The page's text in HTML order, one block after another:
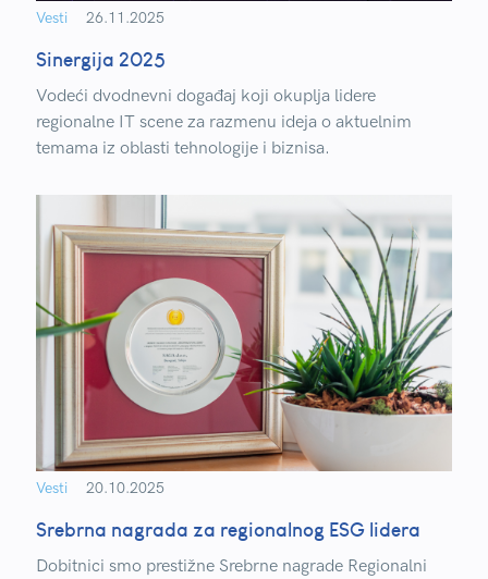
Vesti 26.11.2025
Sinergija 2025
Vodeći dvodnevni događaj koji okuplja lidere
regionalne IT scene za razmenu ideja o aktuelnim
temama iz oblasti tehnologije i biznisa.
Vesti 20.10.2025
Srebrna nagrada za regionalnog ESG lidera
Dobitnici smo prestižne Srebrne nagrade Regionalni